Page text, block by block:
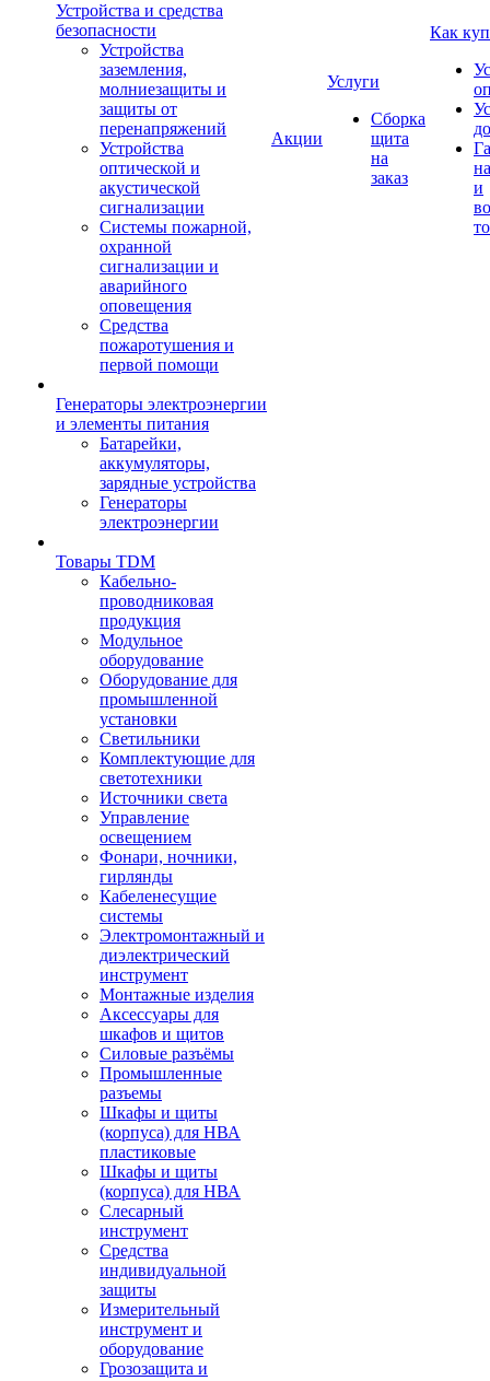
Устройства и средства
безопасности
Устройства
заземления,
молниезащиты и
защиты от
перенапряжений
Устройства
оптической и
акустической
сигнализации
Системы пожарной,
охранной
сигнализации и
аварийного
оповещения
Средства
пожаротушения и
первой помощи
Генераторы электроэнергии
и элементы питания
Батарейки,
аккумуляторы,
зарядные устройства
Генераторы
электроэнергии
Товары TDM
Кабельно-
проводниковая
продукция
Модульное
оборудование
Оборудование для
промышленной
установки
Светильники
Комплектующие для
светотехники
Источники света
Управление
освещением
Фонари, ночники,
гирлянды
Кабеленесущие
системы
Электромонтажный и
диэлектрический
инструмент
Монтажные изделия
Аксессуары для
шкафов и щитов
Силовые разъёмы
Промышленные
разъемы
Шкафы и щиты
(корпуса) для НВА
пластиковые
Шкафы и щиты
(корпуса) для НВА
Слесарный
инструмент
Средства
индивидуальной
защиты
Измерительный
инструмент и
оборудование
Грозозащита и
Акции
Услуги
Сборка
щита
на
заказ
Как
и